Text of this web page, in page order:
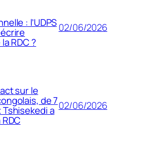
: l’UDPS
RDC ?
02/06/2026
sur le
de 7
Tshisekedi a 02/06/2026